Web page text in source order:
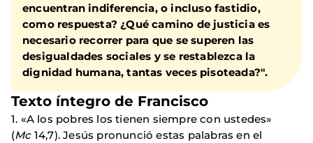
encuentran indiferencia, o incluso fastidio,
como respuesta? ¿Qué camino de justicia es
necesario recorrer para que se superen las
desigualdades sociales y se restablezca la
dignidad humana, tantas veces pisoteada?".
Texto íntegro de Francisco
1. «A los pobres los tienen siempre con ustedes»
(Mc14,7). Jesús pronunció estas palabras en el